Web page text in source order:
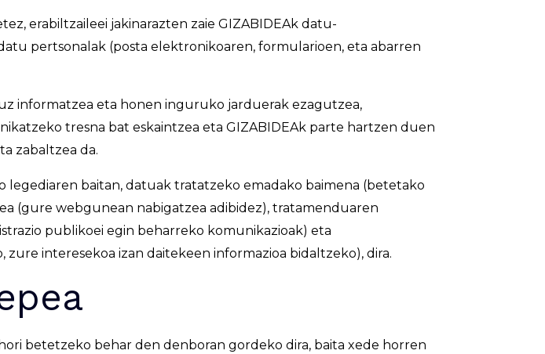
erabiltzaileei jakinarazten zaie GIZABIDEAk datu-
pertsonalak (posta elektronikoaren, formularioen, eta abarren
informatzea eta honen inguruko jarduerak ezagutzea,
tresna bat eskaintzea eta GIZABIDEAk parte hartzen duen
zabaltzea da.
baitan, datuak tratatzeko emadako baimena (betetako
(gure webgunean nabigatzea adibidez), tratamenduaren
publikoei egin beharreko komunikazioak) eta
interesekoa izan daitekeen informazioa bidaltzeko), dira.
betetzeko behar den denboran gordeko dira, baita xede horren